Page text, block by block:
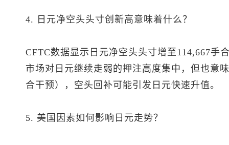
4. 日元净空头头寸创新高意味着什么？
CFTC数据显示日元净空头头寸增至114,667手
市场对日元继续走弱的押注高度集中，但也意
合干预），空头回补可能引发日元快速升值。
5. 美国因素如何影响日元走势？